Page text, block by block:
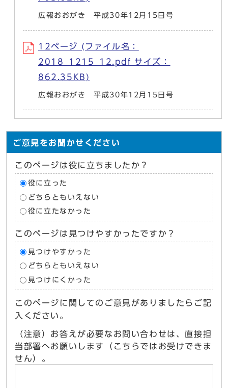
広報おおがき 平成30年12月15日号
12ページ (ファイル名：
2018_1215_12.pdf サイズ：
862.35KB)
広報おおがき 平成30年12月15日号
ご意見をお聞かせください
このページは役に立ちましたか？
役に立った
どちらともいえない
役に立たなかった
このページは見つけやすかったですか？
見つけやすかった
どちらともいえない
見つけにくかった
このページに関してのご意見がありましたらご記
入ください。
（注意）お答えが必要なお問い合わせは、直接担
当部署へお願いします（こちらではお受けできま
せん）。